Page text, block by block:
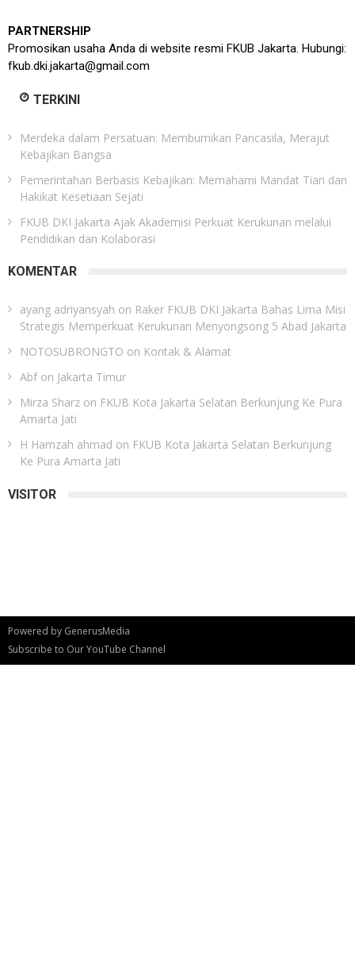
PARTNERSHIP
Promosikan usaha Anda di website resmi FKUB Jakarta. Hubungi:
fkub.dki.jakarta@gmail.com
TERKINI
Merdeka dalam Persatuan: Membumikan Pancasila, Merajut
Kebajikan Bangsa
Pemerintahan Berbasis Kebajikan: Memahami Mandat Tian dan
Hakikat Kesetiaan Sejati
FKUB DKI Jakarta Ajak Akademisi Perkuat Kerukunan melalui
Pendidikan dan Kolaborasi
KOMENTAR
ayang adriyansyah on Raker FKUB DKI Jakarta Bahas Lima Misi
Strategis Memperkuat Kerukunan Menyongsong 5 Abad Jakarta
NOTOSUBRONGTO on Kontak & Alamat
Abfon Jakarta Timur
Mirza Sharz on FKUB Kota Jakarta Selatan Berkunjung Ke Pura
Amarta Jati
H Hamzah ahmad on FKUB Kota Jakarta Selatan Berkunjung
Ke Pura Amarta Jati
VISITOR
Powered by GenerusMedia
Subscribe to Our YouTube Channel